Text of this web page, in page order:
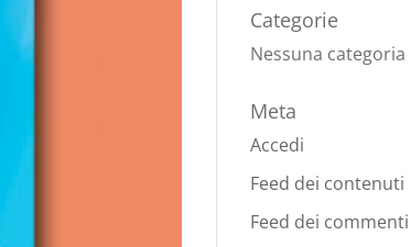
Categorie
Nessuna categoria
Meta
Accedi
Feed dei contenuti
Feed dei commenti